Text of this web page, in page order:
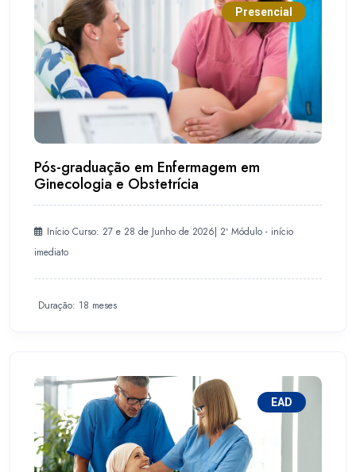
Presencial
Pós-graduação em Enfermagem em
Ginecologia e Obstetrícia
Início Curso: 27 e 28 de Junho de 2026| 2º Módulo - início
imediato
Duração: 18 meses
EAD